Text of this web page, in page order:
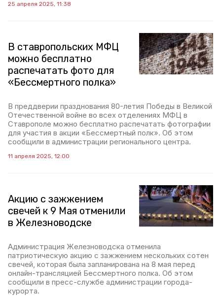
25 апреля 2025, 11:38
В ставропольских МФЦ
можно бесплатно
распечатать фото для
«Бессмертного полка»
В преддверии празднования 80-летия Победы в Великой
Отечественной войне во всех отделениях МФЦ в
Ставрополе можно бесплатно распечатать фотографии
для участия в акции «Бессмертный полк». Об этом
сообщили в администрации регионального центра.
11 апреля 2025, 12:00
Акцию с зажжением
свечей к 9 Мая отменили
в Железноводске
Администрация Железноводска отменила
патриотическую акцию с зажжением нескольких сотен
свечей, которая была запланирована на 8 мая перед
онлайн-трансляцией Бессмертного полка. Об этом
сообщили в пресс-службе администрации города-
курорта.